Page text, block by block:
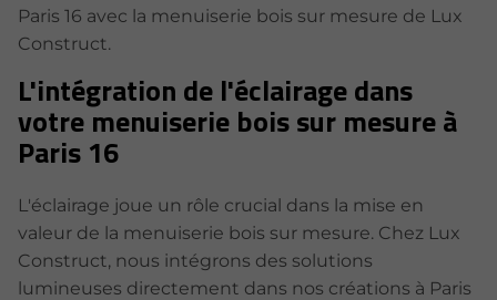
Paris 16 avec la menuiserie bois sur mesure de Lux
Construct.
L'intégration de l'éclairage dans
votre menuiserie bois sur mesure à
Paris 16
L'éclairage joue un rôle crucial dans la mise en
valeur de la menuiserie bois sur mesure. Chez Lux
Construct, nous intégrons des solutions
lumineuses directement dans nos créations à Paris